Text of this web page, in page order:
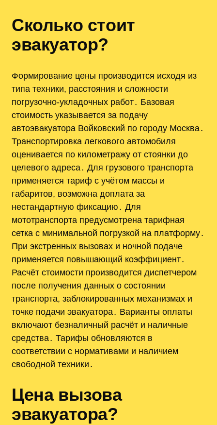
Сколько стоит
эвакуатор?
Формирование цены производится исходя из
типа техники, расстояния и сложности
погрузочно-укладочных работ․ Базовая
стоимость указывается за подачу
автоэвакуатора Войковский по городу Москва․
Транспортировка легкового автомобиля
оценивается по километражу от стоянки до
целевого адреса․ Для грузового транспорта
применяется тариф с учётом массы и
габаритов, возможна доплата за
нестандартную фиксацию․ Для
мототранспорта предусмотрена тарифная
сетка с минимальной погрузкой на платформу․
При экстренных вызовах и ночной подаче
применяется повышающий коэффициент․
Расчёт стоимости производится диспетчером
после получения данных о состоянии
транспорта, заблокированных механизмах и
точке подачи эвакуатора․ Варианты оплаты
включают безналичный расчёт и наличные
средства․ Тарифы обновляются в
соответствии с нормативами и наличием
свободной техники․
Цена вызова
эвакуатора?